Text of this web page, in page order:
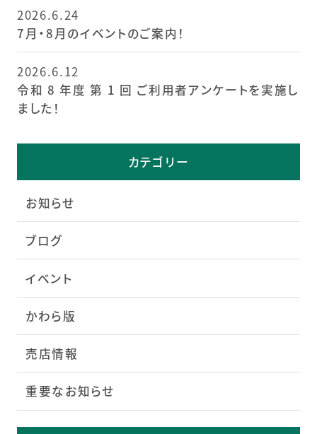
2026.6.24
7月・8月のイベントのご案内！
2026.6.12
令和 8 年度 第 1 回 ご利用者アンケートを実施し
ました！
カテゴリー
お知らせ
ブログ
イベント
かわら版
売店情報
重要なお知らせ